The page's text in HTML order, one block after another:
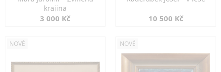
krajina
3 000 Kč 10 500 Kč
NOVÉ NOVÉ